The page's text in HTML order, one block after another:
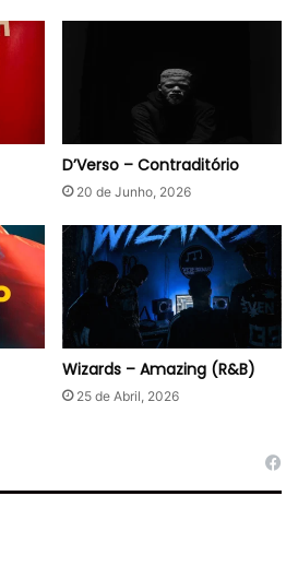
D’Verso – Contraditório
20 de Junho, 2026
Wizards – Amazing (R&B)
25 de Abril, 2026